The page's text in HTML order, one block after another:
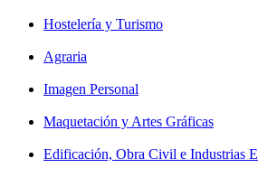
Hostelería y Turismo
Agraria
Imagen Personal
Maquetación y Artes Gráficas
Edificación, Obra Civil e Industrias